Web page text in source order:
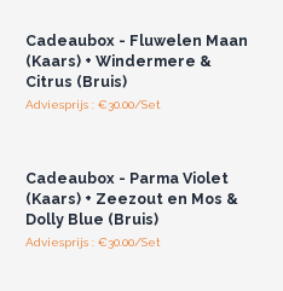
Cadeaubox - Fluwelen Maan
(Kaars) + Windermere &
Citrus (Bruis)
Adviesprijs : €30.00/Set
Cadeaubox - Parma Violet
(Kaars) + Zeezout en Mos &
Dolly Blue (Bruis)
Adviesprijs : €30.00/Set